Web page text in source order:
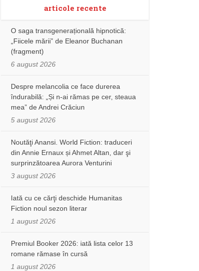
articole recente
O saga transgenerațională hipnotică:
„Fiicele mării” de Eleanor Buchanan
(fragment)
6 august 2026
Despre melancolia ce face durerea
îndurabilă: „Și n-ai rămas pe cer, steaua
mea” de Andrei Crăciun
5 august 2026
Noutăţi Anansi. World Fiction: traduceri
din Annie Ernaux și Ahmet Altan, dar şi
surprinzătoarea Aurora Venturini
3 august 2026
Iată cu ce cărţi deschide Humanitas
Fiction noul sezon literar
1 august 2026
Premiul Booker 2026: iată lista celor 13
romane rămase în cursă
1 august 2026